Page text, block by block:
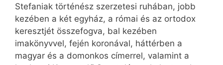
Stefaniak történész szerzetesi ruhában, jobb
kezében a két egyház, a római és az ortodox
keresztjét összefogva, bal kezében
imakönyvvel, fején koronával, háttérben a
magyar és a domonkos címerrel, valamint a